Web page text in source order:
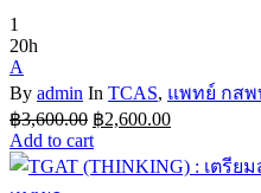
1
20h
A
By admin In TCAS, แพทย์ กสพ
฿3,600.00 Original
price
was:
฿3,600.00.
฿2,600.00Current
is:
฿2,600.00.
Add to cart